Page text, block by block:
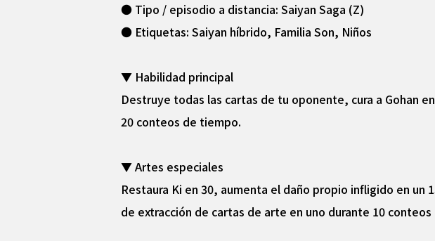
● Tipo / episodio a distancia: Saiyan Saga (Z)
● Etiquetas: Saiyan híbrido, Familia Son, Niños
▼ Habilidad principal
Destruye todas las cartas de tu oponente, cura a Gohan
20 conteos de tiempo.
▼ Artes especiales
Restaura Ki en 30, aumenta el daño propio infligido en
de extracción de cartas de arte en uno durante 10